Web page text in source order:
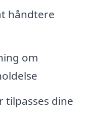
håndtere
om
tilpasses dine